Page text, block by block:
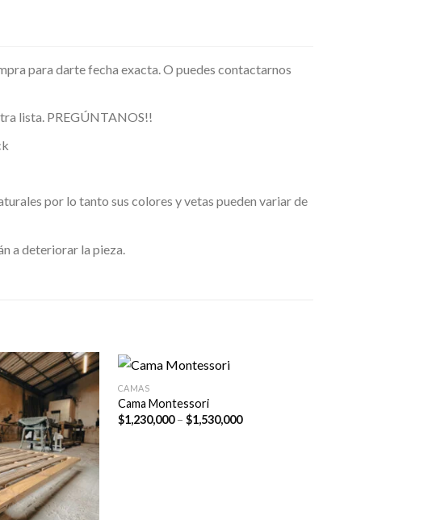
para darte fecha exacta. O puedes contactarnos
lista. PREGÚNTANOS!!
por lo tanto sus colores y vetas pueden variar de
a deteriorar la pieza.
CAMAS
Cama Montessori
$1,230,000 – $1,530,000Price